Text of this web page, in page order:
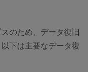
のため、データ復旧
下は主要なデータ復